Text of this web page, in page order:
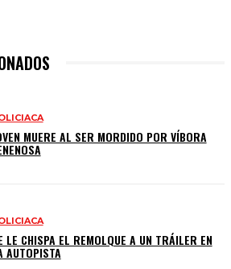
MUERE AL SER MORDIDO POR VÍBORA
LE CHISPA EL REMOLQUE A UN TRÁILER EN
AUTOPISTA